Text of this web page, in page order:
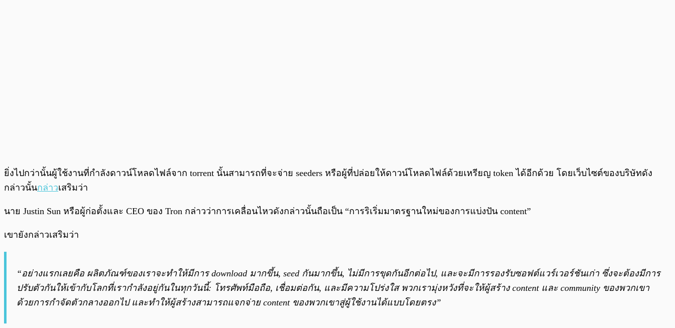
ยิ่งไปกว่านั้นผู้ใช้งานที่กำลังดาวน์โหลดไฟล์จาก torrent นั้นสามารถที่จะจ่าย seeders หรือผู้ที่ปล่อยให้ดาวน์โหลดไฟล์ด้วยเหรียญ token ได้อีกด้วย โดยเว็บไซต์ของบริษัทดัง
กล่าวนั้นกล่าวเสริมว่า
นาย Justin Sun หรือผู้ก่อตั้งและ CEO ของ Tron กล่าวว่าการเคลื่อนไหวดังกล่าวนั้นถือเป็น “การริเริ่มมาตรฐานใหม่ของการแบ่งปัน content”
เขายังกล่าวเสริมว่า
“อย่างแรกเลยคือ ผลิตภัณฑ์ของเราจะทำให้มีการ download มากขึ้น, seed กันมากขึ้น, ไม่มีการขุดกันอีกต่อไป, และจะมีการรองรับซอฟต์แวร์เวอร์ชันเก่า ซึ่งจะต้องมีการ
ปรับตัวกันให้เข้ากับโลกที่เรากำลังอยู่กันในทุกวันนี้: โทรศัพท์มือถือ, เชื่อมต่อกัน, และมีความโปร่งใส พวกเรามุ่งหวังที่จะให้ผู้สร้าง content และ community ของพวกเขา
ด้วยการกำจัดตัวกลางออกไป และทำให้ผู้สร้างสามารถแจกจ่าย content ของพวกเขาสู่ผู้ใช้งานได้แบบโดยตรง”